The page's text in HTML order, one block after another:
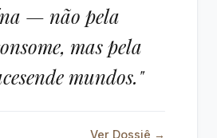
— não pela
mas pela
mundos."
Ver Dossiê →